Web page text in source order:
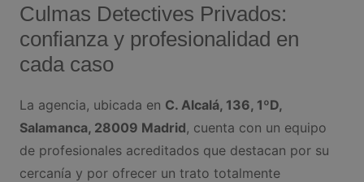
Culmas Detectives Privados:
confianza y profesionalidad en
cada caso
La agencia, ubicada en C. Alcalá, 136, 1ºD,
Salamanca, 28009 Madrid, cuenta con un equipo
de profesionales acreditados que destacan por su
cercanía y por ofrecer un trato totalmente